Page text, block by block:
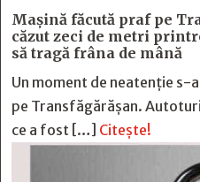
Mașină făcută praf pe
căzut zeci de metri
să tragă frâna de mână
Un moment de neatenție s-
pe Transfăgărășan.
ce a fost […] Citește!